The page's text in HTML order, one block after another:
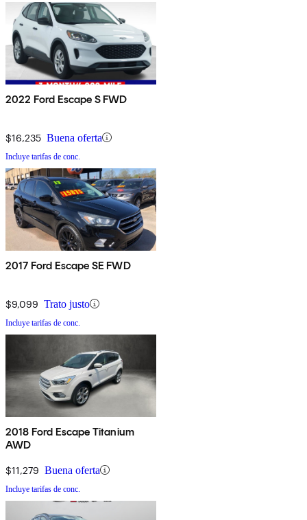
2022 Ford Escape S FWD
$16,235 Buena oferta
Incluye tarifas de conc.
2017 Ford Escape SE FWD
$9,099 Trato justo
Incluye tarifas de conc.
2018 Ford Escape Titanium
AWD
$11,279 Buena oferta
Incluye tarifas de conc.